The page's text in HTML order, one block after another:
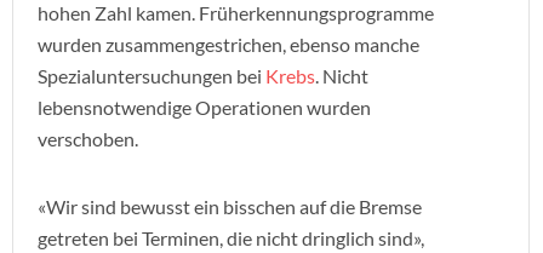
hohen Zahl kamen. Früherkennungsprogramme
wurden zusammengestrichen, ebenso manche
Spezialuntersuchungen bei Krebs. Nicht
lebensnotwendige Operationen wurden
verschoben.
«Wir sind bewusst ein bisschen auf die Bremse
getreten bei Terminen, die nicht dringlich sind»,